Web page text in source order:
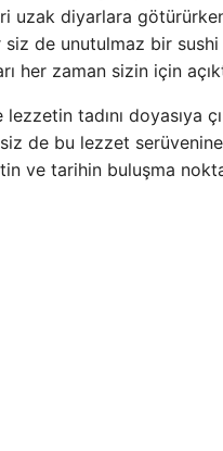
uzak diyarlara
siz de unutulmaz bir
her zaman sizin için
tadını doyasıya
de bu lezzet
ve tarihin buluşma